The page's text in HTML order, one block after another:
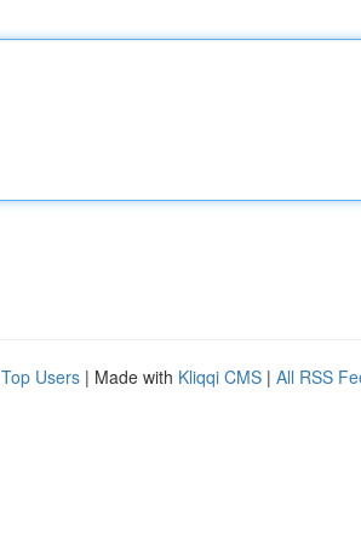
Top Users | Made with Kliqqi CMS | All RSS